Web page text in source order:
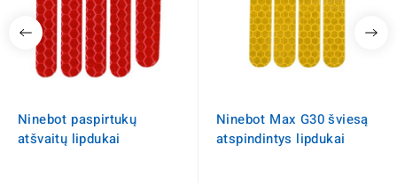
Ninebot paspirtukų
atšvaitų lipdukai
Ninebot Max G30 šviesą
atspindintys lipdukai